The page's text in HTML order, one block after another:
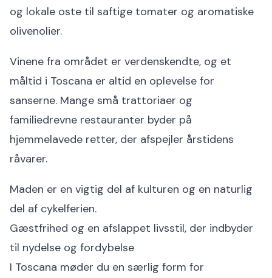
og lokale oste til saftige tomater og aromatiske
olivenolier.
Vinene fra området er verdenskendte, og et
måltid i Toscana er altid en oplevelse for
sanserne. Mange små trattoriaer og
familiedrevne restauranter byder på
hjemmelavede retter, der afspejler årstidens
råvarer.
Maden er en vigtig del af kulturen og en naturlig
del af cykelferien.
Gæstfrihed og en afslappet livsstil, der indbyder
til nydelse og fordybelse
I Toscana møder du en særlig form for